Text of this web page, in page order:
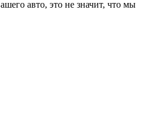
авто, это не значит, что мы